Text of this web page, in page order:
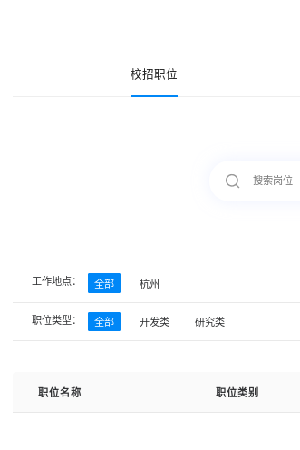
校招职位
工作地点： 全部 杭州
职位类型： 全部 开发类 研究类
职位名称 职位类别